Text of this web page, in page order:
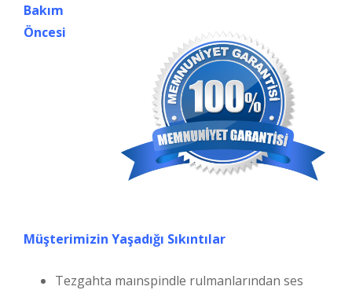
Bakım
Öncesi
Müşterimizin Yaşadığı Sıkıntılar
Tezgahta maınspindle rulmanlarından ses